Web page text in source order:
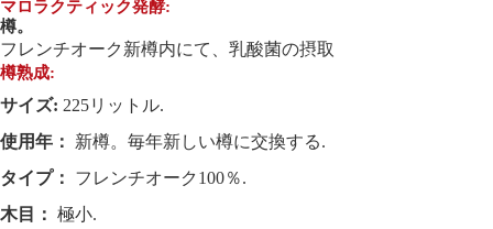
マロラクティック発酵:
樽。
フレンチオーク新樽内にて、乳酸菌の摂取
樽熟成:
サイズ: 225リットル.
使用年：
新樽。毎年新しい樽に交換する.
タイプ：
フレンチオーク100％.
木目： 極小.